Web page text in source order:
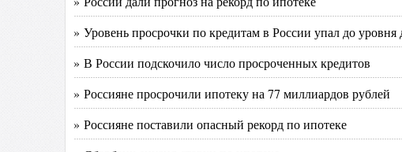
» Уровень просрочки по кредитам в России упал до уровня
» В России подскочило число просроченных кредитов
» Россияне просрочили ипотеку на 77 миллиардов рублей
» Россияне поставили опасный рекорд по ипотеке